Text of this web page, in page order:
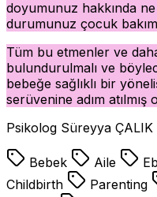
doyumunuz hakkında
durumunuz çocuk
Tüm bu etmenler ve
bulundurulmalı ve
bebeğe sağlıklı bir
serüvenine adım atılmış
Psikolog Süreyya ÇALIK
Bebek Aile
Childbirth
Parenting